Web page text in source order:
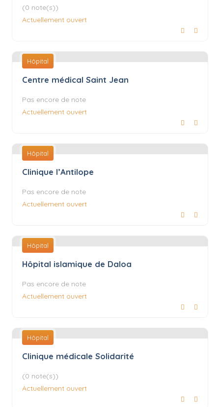
(0 note(s))
Actuellement ouvert
Hôpital
Centre médical Saint Jean
Pas encore de note
Actuellement ouvert
Hôpital
Clinique l’Antilope
Pas encore de note
Actuellement ouvert
Hôpital
Hôpital islamique de Daloa
Pas encore de note
Actuellement ouvert
Hôpital
Clinique médicale Solidarité
(0 note(s))
Actuellement ouvert